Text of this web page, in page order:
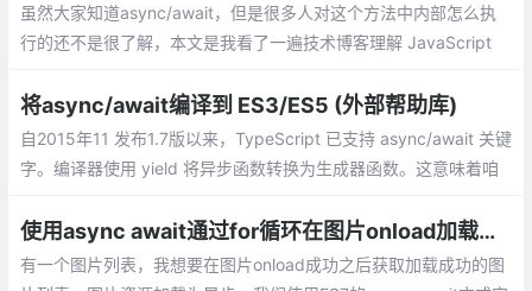
虽然大家知道async/await，但是很多人对这个方法中内部怎么执
行的还不是很了解，本文是我看了一遍技术博客理解 JavaScript
将async/await编译到 ES3/ES5 (外部帮助库)
自2015年11 发布1.7版以来，TypeScript 已支持 async/await 关键
字。编译器使用 yield 将异步函数转换为生成器函数。这意味着咱
使用async await通过for循环在图片onload加载成功后获取成功的图片地址
有一个图片列表，我想要在图片onload成功之后获取加载成功的图